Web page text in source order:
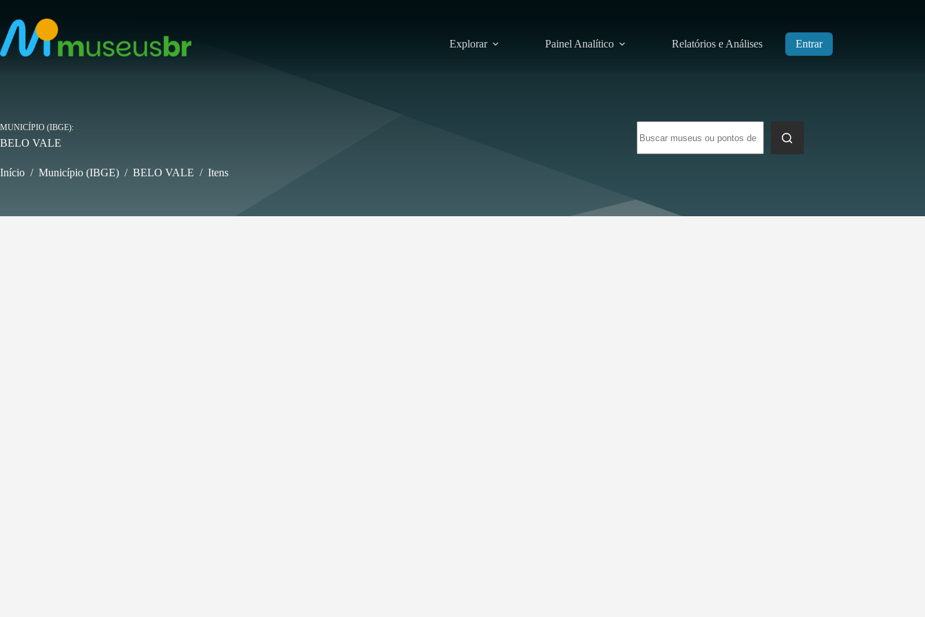
para
conteúdo
Explorar Painel Analítico Relatórios e Análises Entrar
resultados
MUNICÍPIO (IBGE)
BELO VALE
Início / Município (IBGE) / BELO VALE / Itens